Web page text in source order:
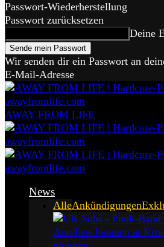
Passwort-Wiederherstellung
Passwort zurücksetzen
Deine
Wir senden dir ein Passwort an
E-Mail-Adresse
AWAY FROM LIFE
News
AlleAnkündigungen